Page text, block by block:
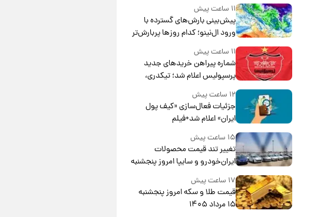
۱۱ ساعت پیش
پیش‌بینی بارش‌های گسترده با
ورود ال‌نینو؛ کدام روزها پربارش‌تر
خواهند بود؟
۱۱ ساعت پیش
شماره پیراهن خریدهای جدید
پرسپولیس اعلام شد؛ تیکدری،
محبی و سرگیف با اعداد ویژه
۱۲ ساعت پیش
جزئیات فعال‌سازی «کیف پول
ایران» اعلام شد+فیلم
۱۵ ساعت پیش
تغییر تند قیمت محصولات
ایران‌خودرو و سایپا امروز پنجشنبه
۱۵ مرداد ۱۴۰۵ +جدول
۱۷ ساعت پیش
قیمت طلا و سکه امروز پنجشنبه
۱۵ مرداد ۱۴۰۵